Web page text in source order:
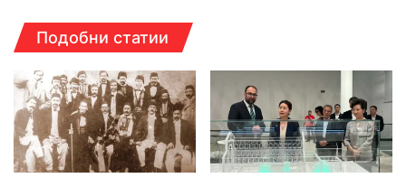
Подобни статии